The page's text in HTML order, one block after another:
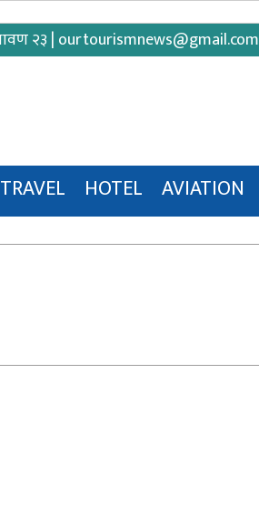
२३ | ourtourismnews@gmail.com
TRAVEL HOTEL AVIATION